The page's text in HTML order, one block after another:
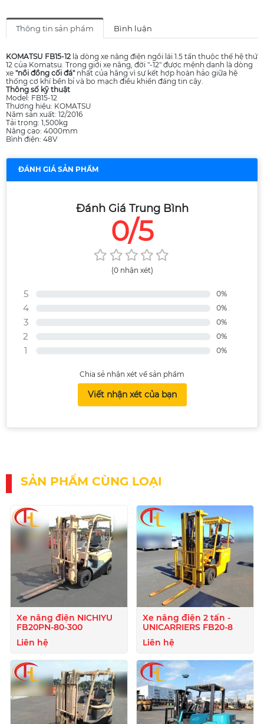
Thông tin sản phẩm Bình luận
KOMATSU FB15-12 là dòng xe nâng điện ngồi lái 1.5 tấn thuộc thế hệ thứ
12 của Komatsu. Trong giới xe nâng, đời "-12" được mệnh danh là dòng
xe "nồi đồng cối đá"nhất của hãng vì sự kết hợp hoàn hảo giữa hệ
thống cơ khí bền bỉ và bo mạch điều khiển đáng tin cậy.
Thông số kỹ thuật
Model: FB15-12
Thương hiệu: KOMATSU
Năm sản xuất: 12/2016
Tải trọng: 1,500kg
Nâng cao: 4000mm
Bình điện: 48V
ĐÁNH GIÁ SẢN PHẨM
Đánh Giá Trung Bình
0/5
(0 nhận xét)
5 0%
4 0%
3 0%
2 0%
1 0%
Chia sẻ nhận xét về sản phẩm
Viết nhận xét của bạn
SẢN PHẨM CÙNG LOẠI
Xe nâng điện NICHIYU
FB20PN-80-300
Liên hệ
Xe nâng điện 2 tấn -
UNICARRIERS FB20-8
Liên hệ